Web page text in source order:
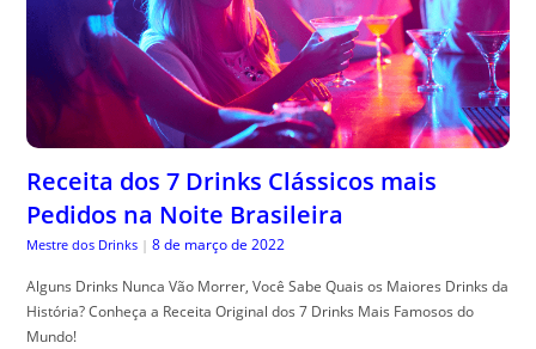
Receita dos 7 Drinks Clássicos mais
Pedidos na Noite Brasileira
Mestre dos Drinks | 8 de março de 2022
Alguns Drinks Nunca Vão Morrer, Você Sabe Quais os Maiores Drinks da
História? Conheça a Receita Original dos 7 Drinks Mais Famosos do
Mundo!